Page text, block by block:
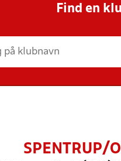
Find en
SPENTRUP/